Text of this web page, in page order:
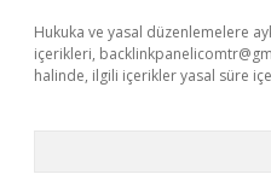
Hukuka ve yasal düzenlemelere
içerikleri,
halinde, ilgili içerikler yasal süre